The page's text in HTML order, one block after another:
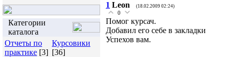
Категории
каталога
Отчеты по
практике [3]
Курсовики
[36]
1 Leon (18.02.2009 02:24)
0
Помог курсач.
Добавил его себе в закладки
Успехов вам.